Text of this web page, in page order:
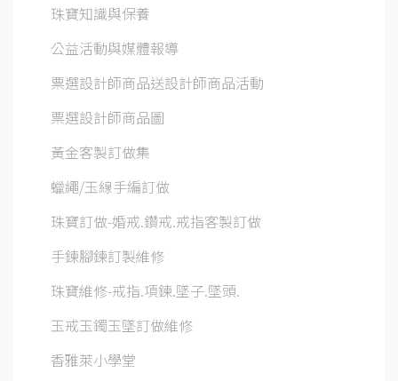
珠寶知識與保養
公益活動與媒體報導
票選設計師商品送設計師商品活動
票選設計師商品圖
黃金客製訂做集
蠟繩/玉線手編訂做
珠寶訂做-婚戒.鑽戒.戒指客製訂做
手鍊腳鍊訂製維修
珠寶維修-戒指.項鍊.墜子.墜頭.
玉戒玉鐲玉墜訂做維修
香雅萊小學堂